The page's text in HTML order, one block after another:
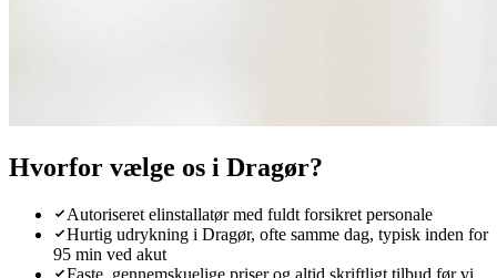
Hvorfor vælge os i Dragør?
Autoriseret elinstallatør med fuldt forsikret personale
Hurtig udrykning i Dragør, ofte samme dag, typisk inden for
95 min ved akut
Faste, gennemskuelige priser og altid skriftligt tilbud før vi